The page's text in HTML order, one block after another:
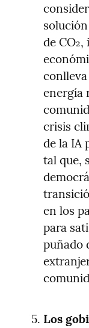
de
energía
crisis
de la IA
tal que,
en los
para
puñado
Los